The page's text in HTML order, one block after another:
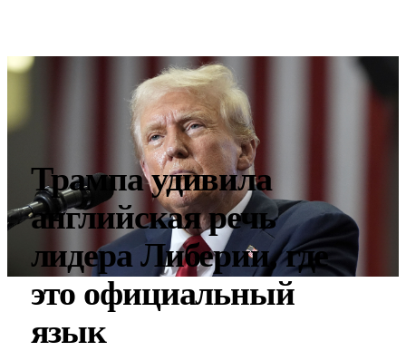
Трампа удивила
английская речь
лидера Либерии, где
это официальный
язык